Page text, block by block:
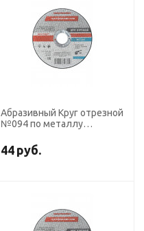
Абразивный Круг отрезной
№094 по металлу
ПрофОснастка Эксперт
тип 41
44 руб.